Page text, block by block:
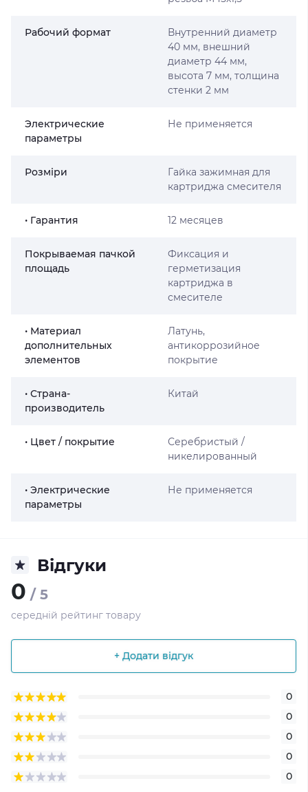
Рабочий формат
Внутренний диаметр
40 мм, внешний
диаметр 44 мм,
высота 7 мм, толщина
стенки 2 мм
Электрические
параметры
Не применяется
Розміри
Гайка зажимная для
картриджа смесителя
• Гарантия 12 месяцев
Покрываемая пачкой
площадь
Фиксация и
герметизация
картриджа в
смесителе
• Материал
дополнительных
элементов
Латунь,
антикоррозийное
покрытие
• Страна-
производитель
Китай
• Цвет / покрытие
Серебристый /
никелированный
• Электрические
параметры
Не применяется
Відгуки
0 / 5
середній рейтинг товару
+ Додати відгук
0
0
0
0
0